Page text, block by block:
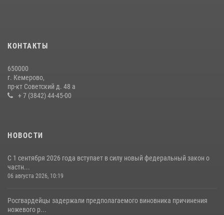
20 июля 2026, 08:52
гипермаркета товары на 13 тысяч рублей (ВИДЕО)
16 июля 2026, 06:43
КОНТАКТЫ
650000
г. Кемерово,
пр-кт Советский д. 48 а
+ 7 (3842) 44-45-00
НОВОСТИ
С 1 сентября 2026 года вступает в силу новый федеральный закон о
частн...
06 августа 2026, 10:19
Росгвардейцы задержали предполагаемого виновника причинения
ножевого р...